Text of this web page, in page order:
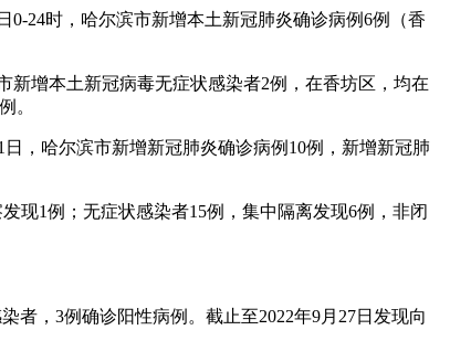
0-24时，哈尔滨市新增本土新冠肺炎确诊病例6例（香
新增本土新冠病毒无症状感染者2例，在香坊区，均在
。
，哈尔滨市新增新冠肺炎确诊病例10例，新增新冠肺
现1例；无症状感染者15例，集中隔离发现6例，非闭
者，3例确诊阳性病例。截止至2022年9月27日发现向